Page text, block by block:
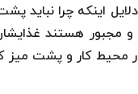
دلایل اینکه چرا
و مجبور هستند
محیط کار و پشت میز